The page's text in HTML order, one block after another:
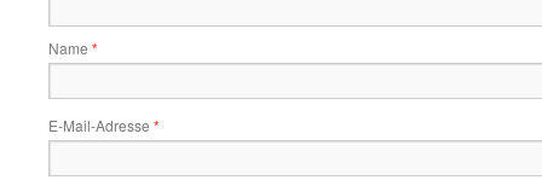
Name *
E-Mail-Adresse *